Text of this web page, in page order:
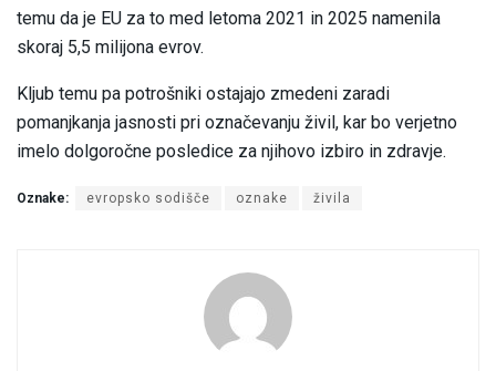
temu da je EU za to med letoma 2021 in 2025 namenila
skoraj 5,5 milijona evrov.
Kljub temu pa potrošniki ostajajo zmedeni zaradi
pomanjkanja jasnosti pri označevanju živil, kar bo verjetno
imelo dolgoročne posledice za njihovo izbiro in zdravje.
Oznake: evropsko sodišče oznake živila